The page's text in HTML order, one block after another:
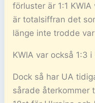
förluster är 1:1
är totalsiffran det
länge inte trodde
KWIA var också 1:3 i
Dock så har UA
sårade återkommer